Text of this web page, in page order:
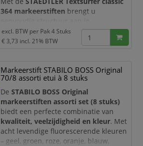
364 markeerstiften brengt u
documenten, studieboeken, rapporten
en aantekeningen. Het etui bevat
vier
onderwerpen, prioriteiten en
actiepunten overzichtelijk van elkaar
kunt onderscheiden.
De markeerstiften beschikken over een
groot ink
excl. BTW per Pak 4 Stuks
€ 3,73 incl. 21% BTW
Markeerstift STABILO BOSS Original
70/8 assorti etui à 8 stuks
DeSTABILO BOSS Original
markeerstiften assorti set (8 stuks)
biedt een perfecte combinatie van
kwaliteit, veelzijdigheid en kleur. Met
acht levendige fluorescerende kleuren
– geel, groen, roze, oranje, blauw,